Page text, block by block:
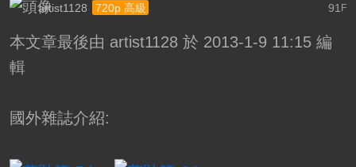
91 F
artist1128 720p 高級
本文章最後由 artist1128 於 2013-1-9 11:15 編
輯
國外雜誌介紹: